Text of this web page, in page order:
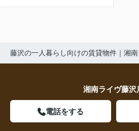
藤沢の一人暮らし向けの賃貸物件｜湘
湘南ライヴ藤沢
電話をする